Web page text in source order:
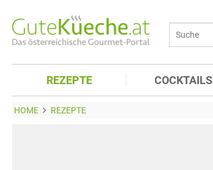
REZEPTE COCKTAILS
HOME REZEPTE